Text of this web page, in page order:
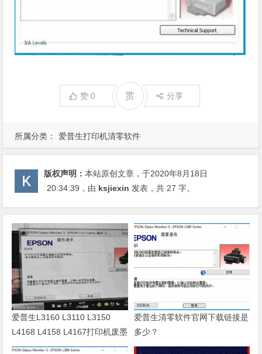
所属分类： 爱普生打印机清零软件
赞0 赏 分享
版权声明：本站原创文章，于2020年8月18日
20:34:39 ，由 ksjiexin 发表，共 27 字。
爱普生L3160 L3110 L3150
L4168 L4158 L4167打印机废墨
清零软件
爱普生清零软件官网下载链接是
多少？